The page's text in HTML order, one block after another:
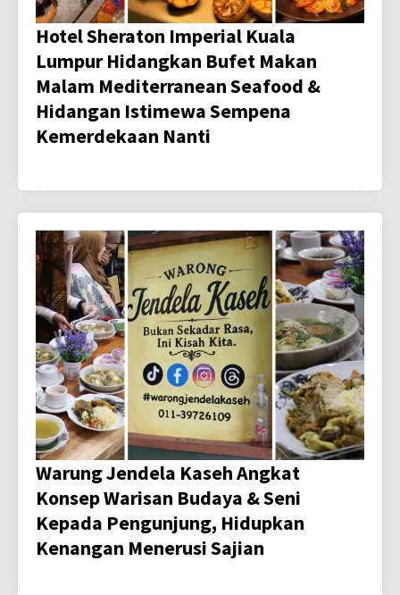
Hotel Sheraton Imperial Kuala
Lumpur Hidangkan Bufet Makan
Malam Mediterranean Seafood &
Hidangan Istimewa Sempena
Kemerdekaan Nanti
Warung Jendela Kaseh Angkat
Konsep Warisan Budaya & Seni
Kepada Pengunjung, Hidupkan
Kenangan Menerusi Sajian